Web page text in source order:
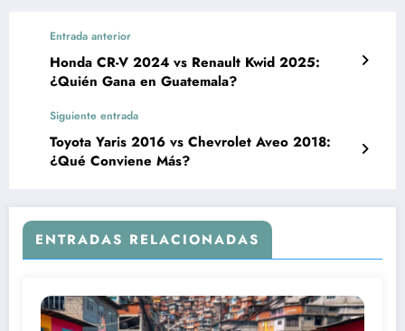
Entrada anterior
Honda CR-V 2024 vs Renault Kwid 2025:
¿Quién Gana en Guatemala?
Siguiente entrada
Toyota Yaris 2016 vs Chevrolet Aveo 2018:
¿Qué Conviene Más?
ENTRADAS RELACIONADAS